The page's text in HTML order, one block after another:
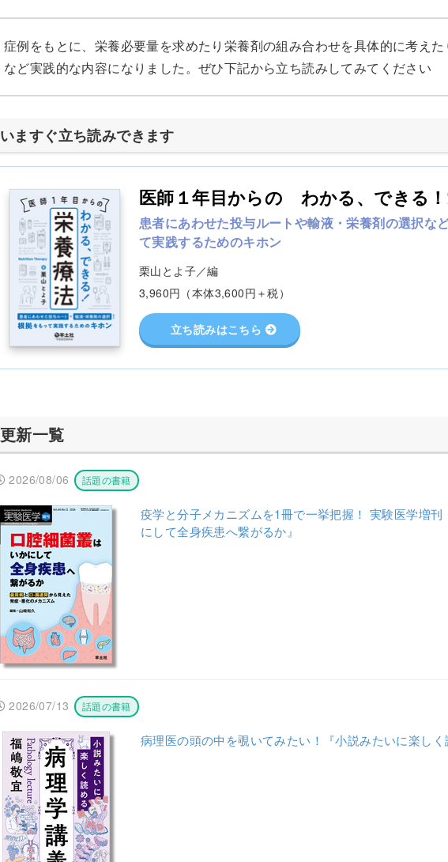
症例をもとに、栄養必要量を求めたり栄養剤の組み合わせを具体的に考えた
など実践的な内容になりました。ぜひ下記から立ち読みしてみてください
いますぐ立ち読みできます
医師１年目からの わかる、できる
患者にあわせた投与ルートや輸液・栄養剤の選択な
て実践するためのキホン
栗山とよ子／編
3,960円（本体3,600円＋税）
立ち読みはこちら
更新一覧
2026/08/06 話題の書籍
疫学と分子メカニズムを1冊で一挙把握！ 実験医学増
にして全身疾患へ繋がるか』
2026/07/13 話題の書籍
病理医の頭の中を覗いてみたい！『小説みたいに楽し